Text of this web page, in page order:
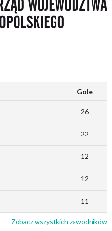
Gole
26
22
12
12
11
Zobacz wszystkich zawodników